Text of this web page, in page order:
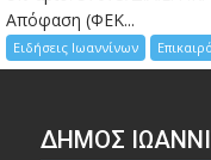
Απόφαση (ΦΕΚ...
Ειδήσεις Ιωαννίνων
ΔΗΜΟΣ